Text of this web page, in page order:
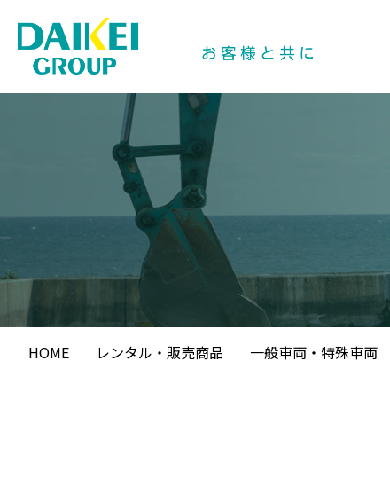
HOME レンタル・販売商品 一般車両・特殊車両